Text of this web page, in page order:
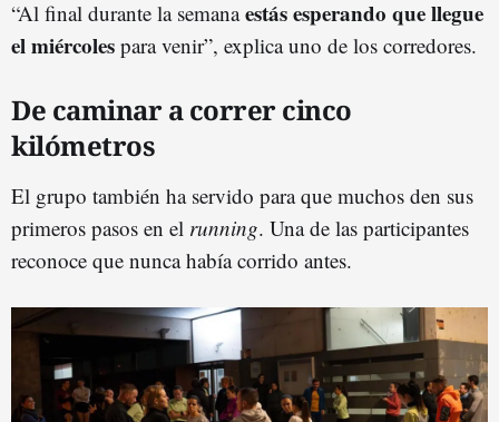
“Al final durante la semanaestás esperando que llegue
el miércoles para venir”, explica uno de los corredores.
De caminar a correr cinco
kilómetros
El grupo también ha servido para que muchos den sus
primeros pasos en el running. Una de las participantes
reconoce que nunca había corrido antes.